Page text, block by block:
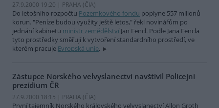
27.9.2000 19:20 | PRAHA (ČIA)
Do letošního rozpočtu Pozemkového fondu poplyne 557 milionů
korun. "Peníze budou využity ještě letos," řekl novinářům po
jednání kabinetu ministr zemědělství Jan Fencl. Podle Jana Fencla
tyto prostředky směřují k vytvoření standardního prostředí, ve
kterém pracuje Evropská unie.
Zástupce Norského velvyslanectví navštívil Policejní
prezídium ČR
27.9.2000 18:15 | PRAHA (ČIA)
První tajemník Norského královského velvyslanectví Allon Groth